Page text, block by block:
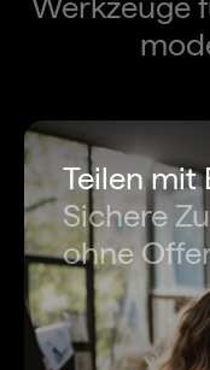
Teilen mit
Sichere
ohne